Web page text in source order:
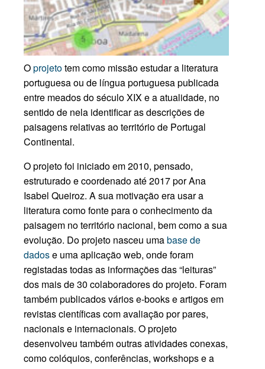
Oprojetotem como missão estudar a literatura
portuguesa ou de língua portuguesa publicada
entre meados do século XIX e a atualidade, no
sentido de nela identificar as descrições de
paisagens relativas ao território de Portugal
Continental.
O projeto foi iniciado em 2010, pensado,
estruturado e coordenado até 2017 por Ana
Isabel Queiroz. A sua motivação era usar a
literatura como fonte para o conhecimento da
paisagem no território nacional, bem como a sua
evolução. Do projeto nasceu umabase de
dadose uma aplicação web, onde foram
registadas todas as informações das “leituras”
dos mais de 30 colaboradores do projeto. Foram
também publicados vários e-books e artigos em
revistas científicas com avaliação por pares,
nacionais e internacionais. O projeto
desenvolveu também outras atividades conexas,
como colóquios, conferências, workshops e a